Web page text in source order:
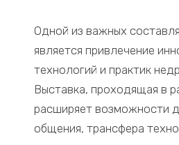
Одной из важных
является привлечение
технологий и практик
Выставка, проходящая в
расширяет возможности
общения, трансфера